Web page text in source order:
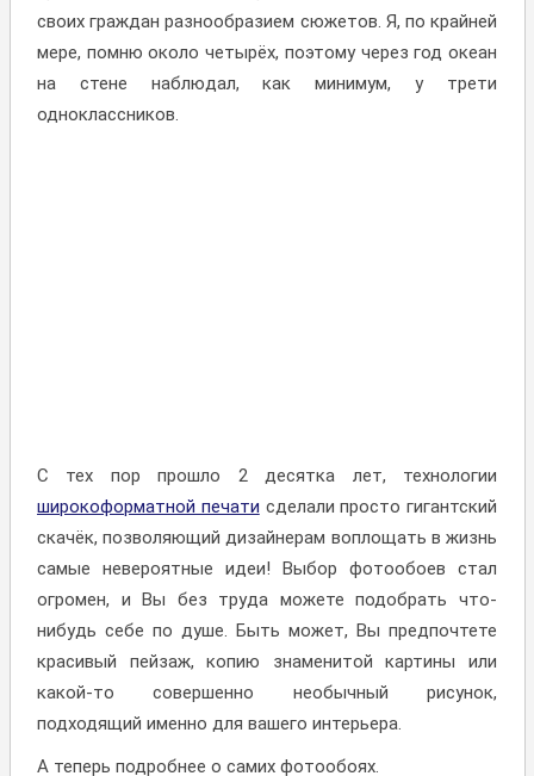
своих граждан разнообразием сюжетов. Я, по крайней
мере, помню около четырёх, поэтому через год океан
на стене наблюдал, как минимум, у трети
одноклассников.
С тех пор прошло 2 десятка лет, технологии
широкоформатной печати сделали просто гигантский
скачёк, позволяющий дизайнерам воплощать в жизнь
самые невероятные идеи! Выбор фотообоев стал
огромен, и Вы без труда можете подобрать что-
нибудь себе по душе. Быть может, Вы предпочтете
красивый пейзаж, копию знаменитой картины или
какой-то совершенно необычный рисунок,
подходящий именно для вашего интерьера.
А теперь подробнее о самих фотообоях.